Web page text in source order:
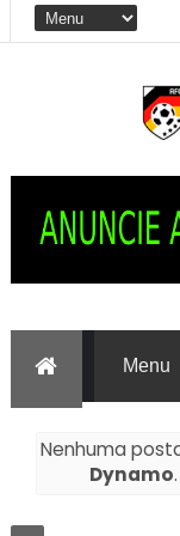
Nenhuma
Dynamo.